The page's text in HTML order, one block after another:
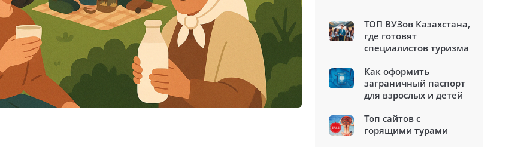
ТОП ВУЗов Казахстана,
где готовят
специалистов туризма
Как оформить
заграничный паспорт
для взрослых и детей
Топ сайтов с
горящими турами